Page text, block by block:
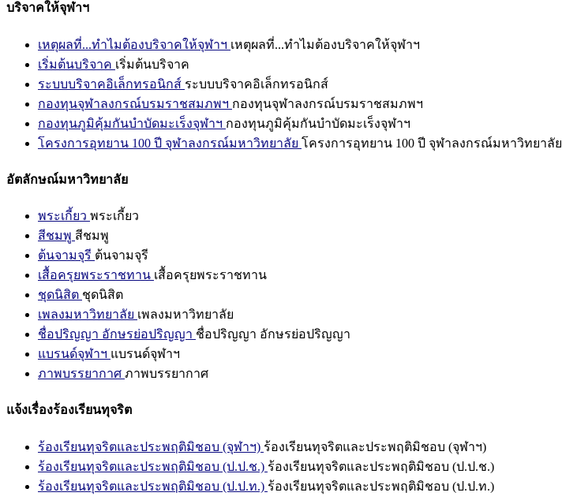
บริจาคให้จุฬาฯ
เหตุผลที่...ทำไมต้องบริจาคให้จุฬาฯ เหตุผลที่...ทำไมต้องบริจาคให้จุฬาฯ
เริ่มต้นบริจาค เริ่มต้นบริจาค
ระบบบริจาคอิเล็กทรอนิกส์ ระบบบริจาคอิเล็กทรอนิกส์
กองทุนจุฬาลงกรณ์บรมราชสมภพฯ กองทุนจุฬาลงกรณ์บรมราชสมภพฯ
กองทุนภูมิคุ้มกันบำบัดมะเร็งจุฬาฯ กองทุนภูมิคุ้มกันบำบัดมะเร็งจุฬาฯ
โครงการอุทยาน 100 ปี จุฬาลงกรณ์มหาวิทยาลัย โครงการอุทยาน 100 ปี จุฬาลงกรณ์มหาวิทยาลัย
อัตลักษณ์มหาวิทยาลัย
พระเกี้ยว พระเกี้ยว
สีชมพู สีชมพู
ต้นจามจุรี ต้นจามจุรี
เสื้อครุยพระราชทาน เสื้อครุยพระราชทาน
ชุดนิสิต ชุดนิสิต
เพลงมหาวิทยาลัย เพลงมหาวิทยาลัย
ชื่อปริญญา อักษรย่อปริญญา ชื่อปริญญา อักษรย่อปริญญา
แบรนด์จุฬาฯ แบรนด์จุฬาฯ
ภาพบรรยากาศ ภาพบรรยากาศ
แจ้งเรื่องร้องเรียนทุจริต
ร้องเรียนทุจริตและประพฤติมิชอบ (จุฬาฯ) ร้องเรียนทุจริตและประพฤติมิชอบ (จุฬาฯ)
ร้องเรียนทุจริตและประพฤติมิชอบ (ป.ป.ช.) ร้องเรียนทุจริตและประพฤติมิชอบ (ป.ป.ช.)
ร้องเรียนทุจริตและประพฤติมิชอบ (ป.ป.ท.) ร้องเรียนทุจริตและประพฤติมิชอบ (ป.ป.ท.)